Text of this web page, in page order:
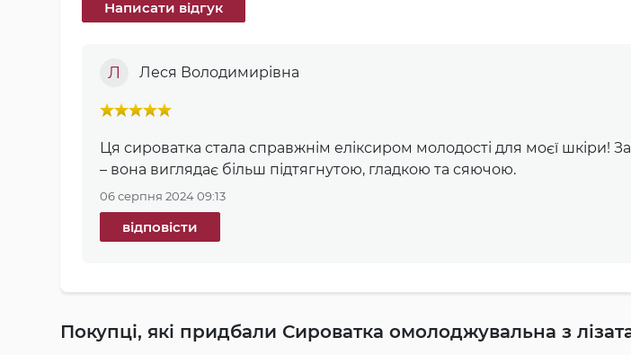
Л Леся Володимирівна
Ця сироватка стала справжнім еліксиром молодості для моєї шкіри!
– вона виглядає більш підтягнутою, гладкою та сяючою.
06 серпня 2024 09:13
відповісти
Покупці, які придбали Сироватка омолоджувальна з